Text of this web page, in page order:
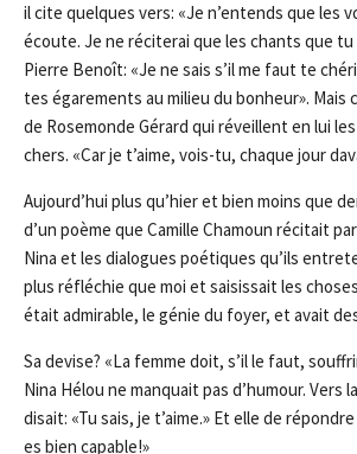
il cite quelques vers: «Je n’entends que les
écoute. Je ne réciterai que les chants que tu
Pierre Benoît: «Je ne sais s’il me faut te
tes égarements au milieu du bonheur». Mais
de Rosemonde Gérard qui réveillent en lui
chers. «Car je t’aime, vois-tu, chaque jour
Aujourd’hui plus qu’hier et bien moins que
d’un poème que Camille Chamoun récitait
Nina et les dialogues poétiques qu’ils
plus réfléchie que moi et saisissait les
était admirable, le génie du foyer, et avait
Sa devise? «La femme doit, s’il le faut,
Nina Hélou ne manquait pas d’humour. Vers
disait: «Tu sais, je t’aime.» Et elle de
es bien capable!»